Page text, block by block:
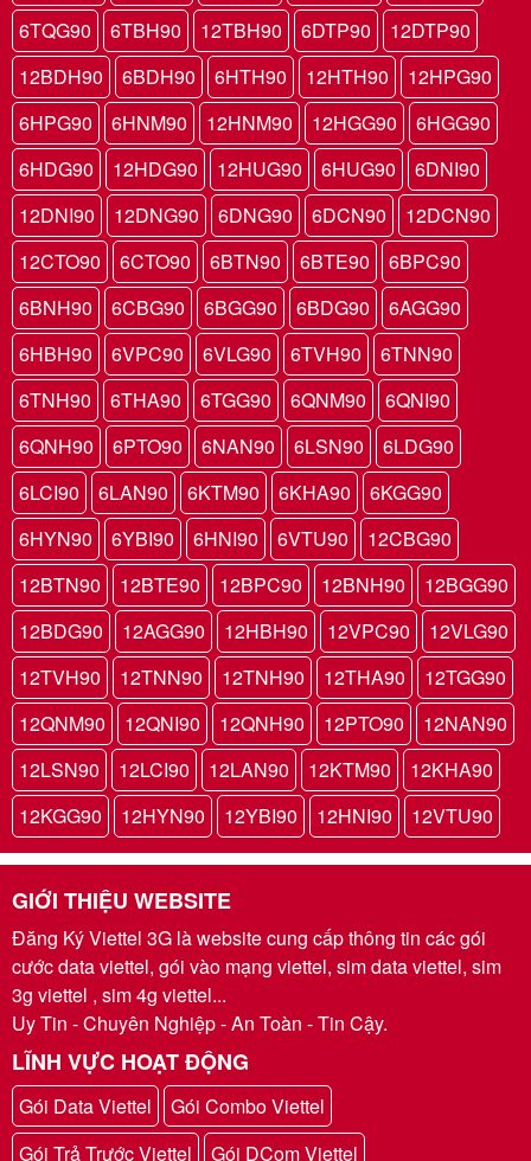
6TQG90
6TBH90 12TBH90 6DTP90
12DTP90
12BDH90
6BDH90 6HTH90 12HTH90
12HPG90
6HPG90
6HNM90 12HNM90 12HGG90
6HGG90
6HDG90
12HDG90 12HUG90 6HUG90
6DNI90
12DNI90
12DNG90 6DNG90 6DCN90
12DCN90
12CTO90
6CTO90 6BTN90 6BTE90
6BPC90
6BNH90
6CBG90 6BGG90 6BDG90
6AGG90
6HBH90
6VPC90 6VLG90 6TVH90
6TNN90
6TNH90
6THA90 6TGG90 6QNM90
6QNI90
6QNH90
6PTO90 6NAN90 6LSN90
6LDG90
6LCI90
6LAN90 6KTM90 6KHA90
6KGG90
6HYN90
6YBI90 6HNI90 6VTU90
12CBG90
12BTN90
12BTE90 12BPC90 12BNH90
12BGG90
12BDG90
12AGG90 12HBH90 12VPC90
12VLG90
12TVH90
12TNN90 12TNH90 12THA90
12TGG90
12QNM90
12QNI90 12QNH90 12PTO90
12NAN90
12LSN90
12LCI90 12LAN90 12KTM90
12KHA90
12KGG90
12HYN90 12YBI90 12HNI90 12VTU90
GIỚI THIỆU WEBSITE
Đăng Ký Viettel 3G là website cung cấp thông tin các gói
cước data viettel, gói vào mạng viettel, sim data viettel, sim
3g viettel , sim 4g viettel...
Uy Tin - Chuyên Nghiệp - An Toàn - Tin Cậy.
LĨNH VỰC HOẠT ĐỘNG
Gói Data Viettel
Gói Combo Viettel
Gói Trả Trước Viettel
Gói DCom Viettel